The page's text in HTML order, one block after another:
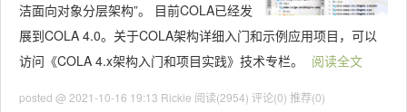
洁面向对象分层架构”。 目前COLA已经发
展到COLA 4.0。关于COLA架构详细入门和示例应用项目，可以
访问《COLA 4.x架构入门和项目实践》技术专栏。
阅读全文
posted @ 2021-10-16 19:13 Rickie 阅读(2954) 评论(0) 推荐(0)